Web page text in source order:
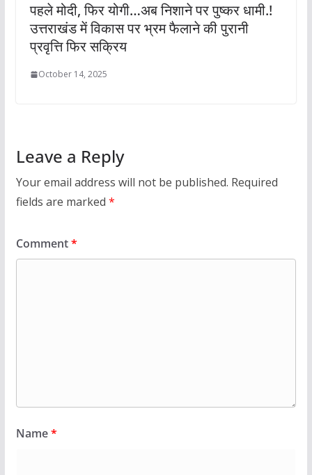
पहले मोदी, फिर योगी…अब निशाने पर पुष्कर धामी.!
उत्तराखंड में विकास पर भ्रम फैलाने की पुरानी
प्रवृत्ति फिर सक्रिय
October 14, 2025
Leave a Reply
Your email address will not be published. Required
fields are marked *
Comment*
Name*